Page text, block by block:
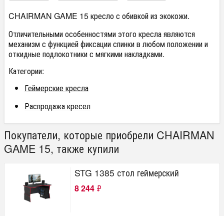
CHAIRMAN GAME 15 кресло с обивкой из экокожи.
Отличительными особенностями этого кресла являются
механизм с функцией фиксации спинки в любом положении и
откидные подлокотники с мягкими накладками.
Категории:
Геймерские кресла
Распродажа кресел
Покупатели, которые приобрели CHAIRMAN
GAME 15, также купили
STG 1385 стол геймерский
8 244 ₽